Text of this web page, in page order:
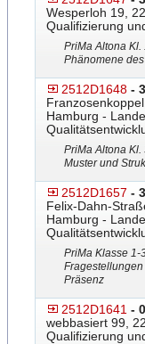
Wesperloh 19,
Qualifizierung
PriMa Altona
Phänomene
2512D1648 -
Hamburg -
PriMa Altona
Muster und
2512D1657 -
Felix-Dahn-
Hamburg -
PriMa Klasse 1-
Fragestellungen
Präsenz
2512D1641 -
webbasiert 99,
Qualifizierung